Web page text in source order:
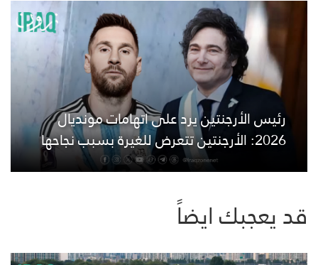
رئيس الأرجنتين يرد على اتهامات مونديال
2026: الأرجنتين تتعرض للغيرة بسبب نجاحها
قد يعجبك ايضاً